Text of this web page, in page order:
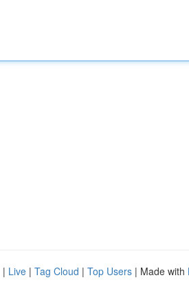
| Live | Tag Cloud | Top Users | Made with